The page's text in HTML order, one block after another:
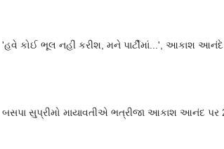
'હવે કોઈ ભૂલ નહીં કરીશ, મને પાર્ટીમાં...', આકાશ આનંદે
બસપા સુપ્રીમો માયાવતીએ ભત્રીજા આકાશ આનંદ પર